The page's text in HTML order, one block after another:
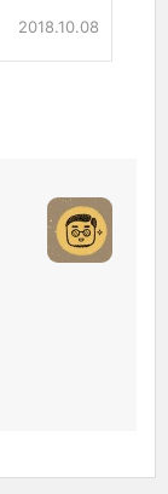
2018.10.08